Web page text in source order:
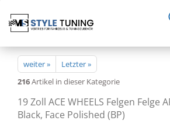
weiter »
Letzter »
216Artikel in dieser Kategorie
19 Zoll ACE WHEELS Felgen Felge
Black, Face Polished (BP)